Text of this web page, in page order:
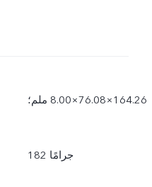
182 جرامًا